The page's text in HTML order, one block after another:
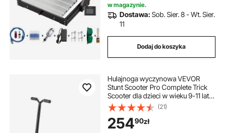
w magazynie.
Dostawa:Sob. Sier. 8 - Wt. Sier.
11
Dodaj do koszyka
Hulajnoga wyczynowa VEVOR
Stunt Scooter Pro Complete Trick
Scooter dla dzieci w wieku 9-11 lat,
nastolatków, chłopców i dziewcząt,
Freestyle Street Rider dla
zaawansowanych i początkujących
(21)
25490zł